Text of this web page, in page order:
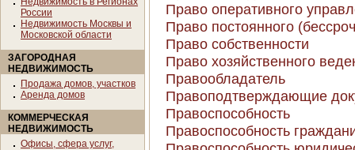
России
Недвижимость Москвы и
Московской области
ЗАГОРОДНАЯ
НЕДВИЖИМОСТЬ
Продажа домов, участков
Аренда домов
КОММЕРЧЕСКАЯ
НЕДВИЖИМОСТЬ
Офисы, сфера услуг,
Право оперативного
Право постоянного
Право собственности
Право хозяйственного
Правообладатель
Правоподтверждающие
Правоспособность
Правоспособность